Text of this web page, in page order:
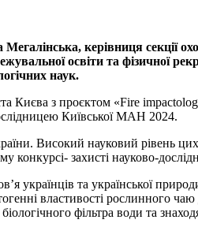
керівниця секції
освіти та фізичної
наук.
Києва з проєктом «Fire
Київської МАН 2024.
Високий науковий рівень
конкурсі- захисті науково-
та української
властивості рослинного
фільтра води та